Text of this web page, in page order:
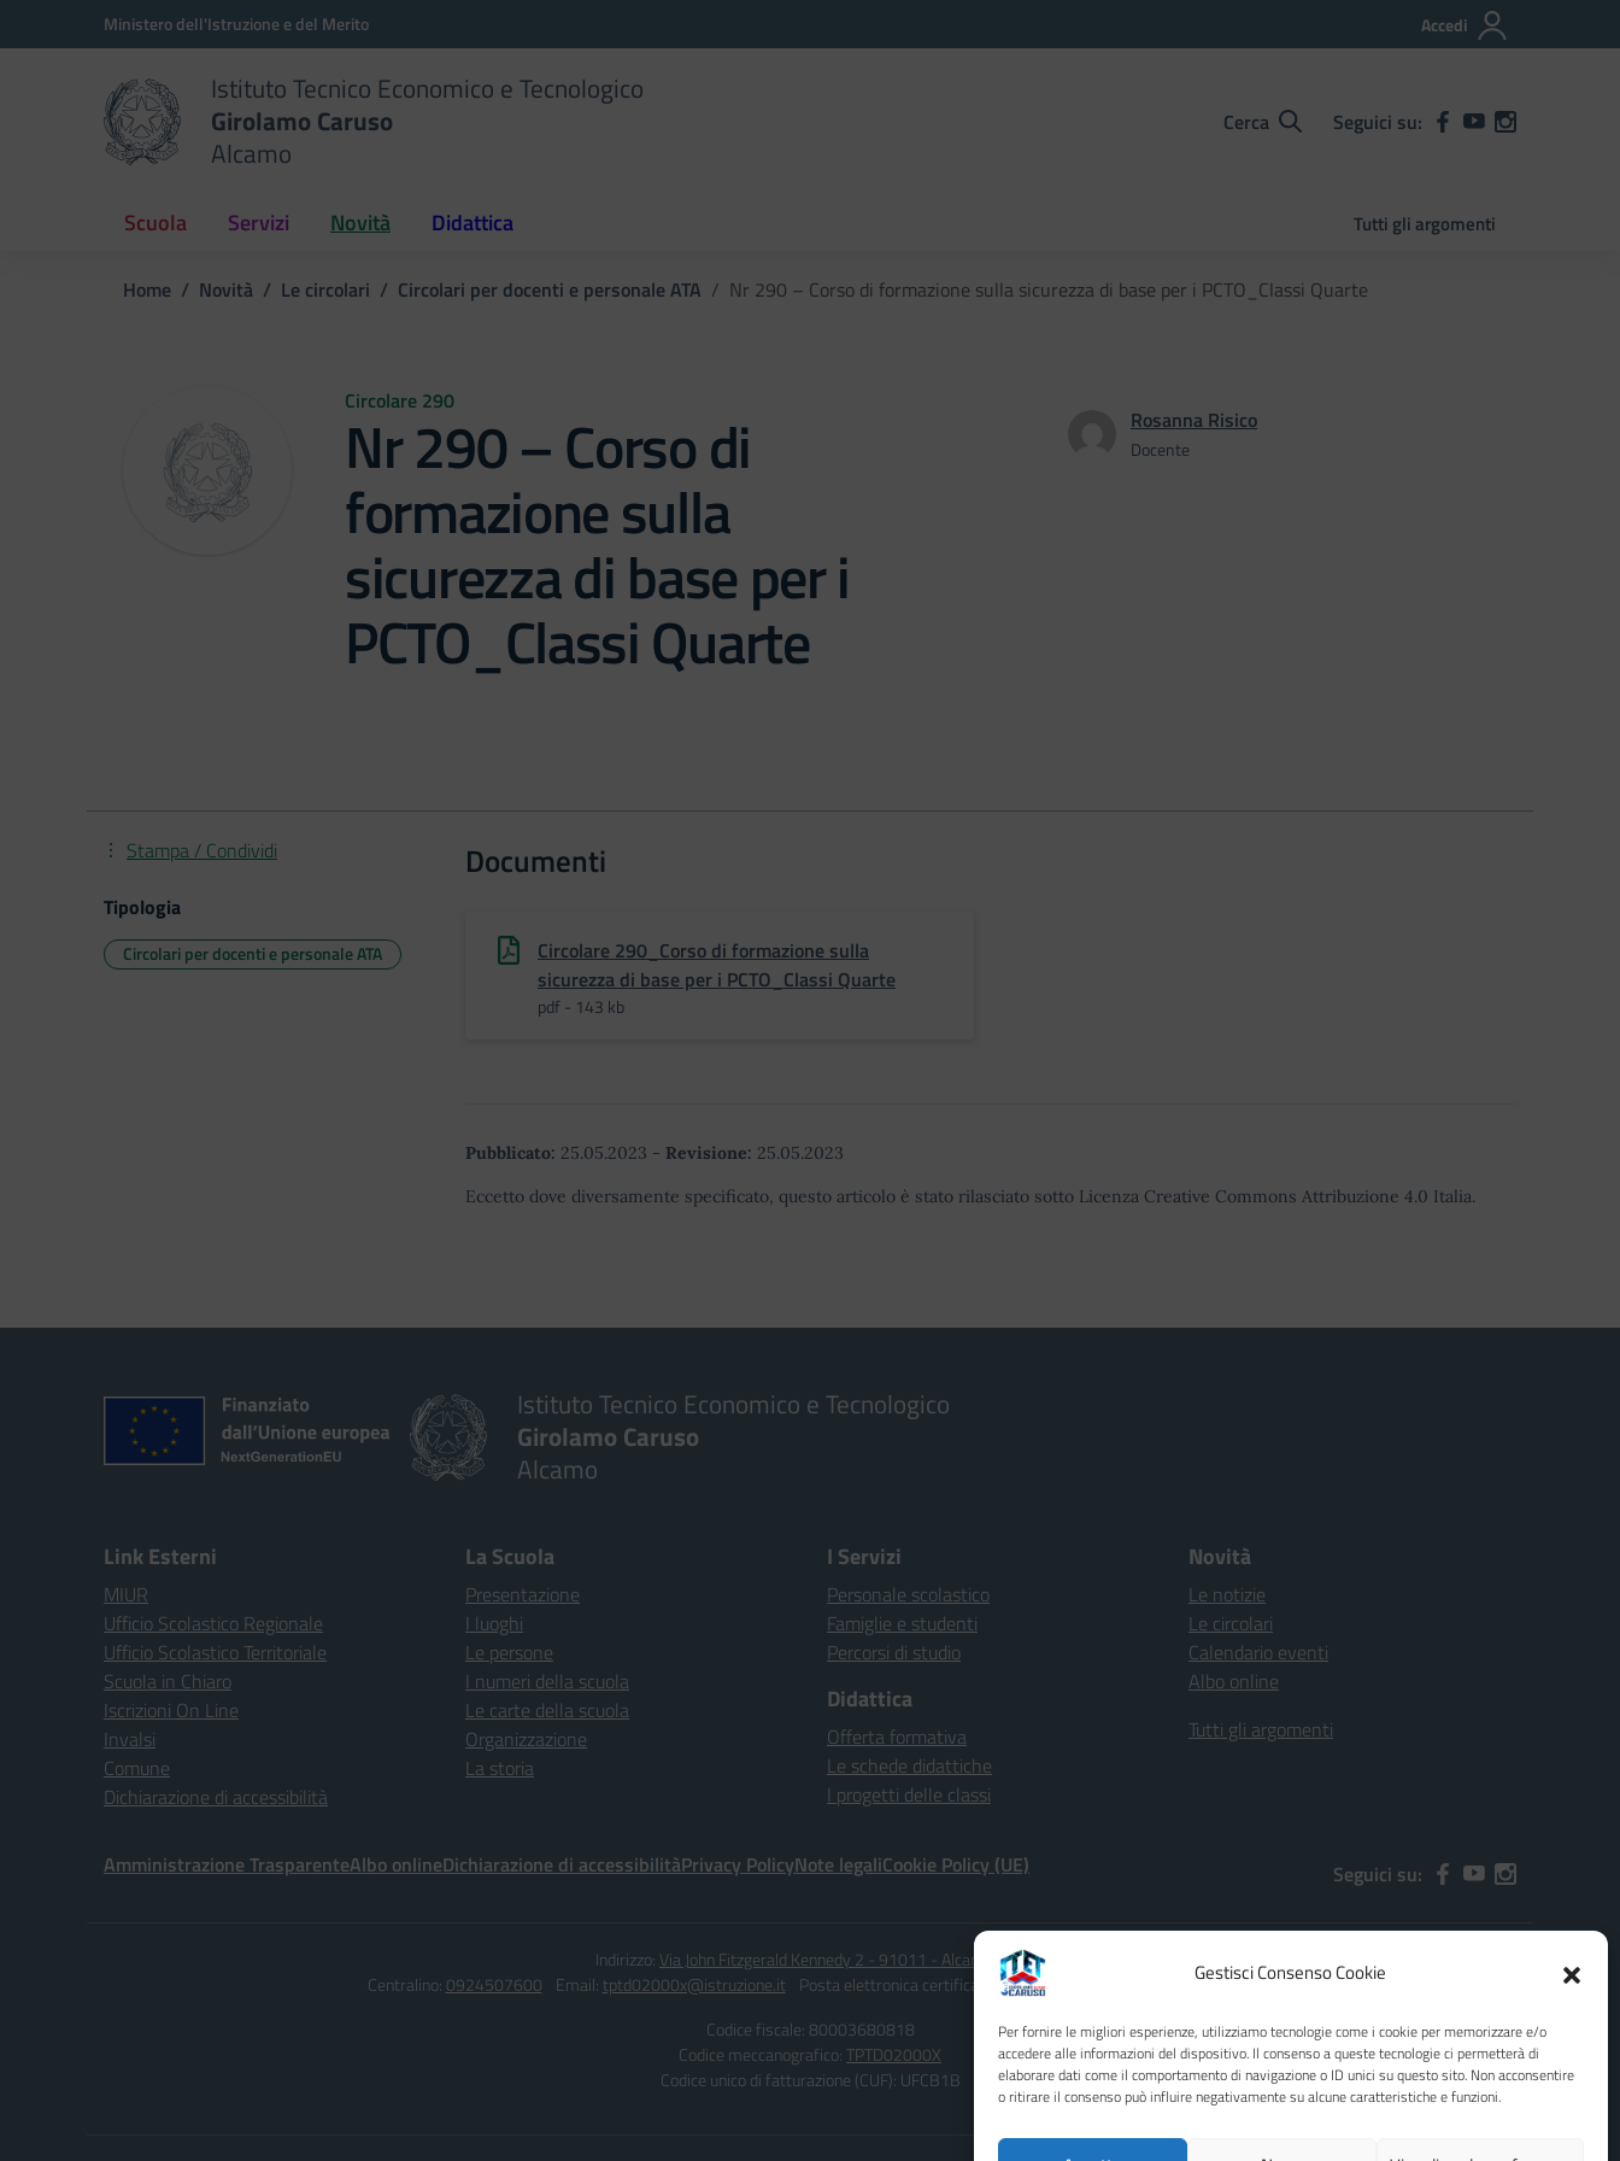
Gestisci Consenso Cookie
Per fornire le migliori esperienze, utilizziamo tecnologie come i cookie per memorizzare e/o
accedere alle informazioni del dispositivo. Il consenso a queste tecnologie ci permetterà di
elaborare dati come il comportamento di navigazione o ID unici su questo sito. Non acconsentire
o ritirare il consenso può influire negativamente su alcune caratteristiche e funzioni.
Vai ai contenuti
Vai al menu di navigazioneMinistero dell'Istruzione e del Merito Accedi
Istituto Tecnico Economico e Tecnologico
Girolamo Caruso
Alcamo
Cerca Seguici su:
Scuola Servizi Novità Didattica Tutti gli argomenti
Home Novità Le circolari Circolari per docenti e personale ATA Nr 290 – Corso di formazione sulla sicurezza di base per i PCTO_Classi Quarte
Circolare 290
Nr 290 – Corso di
formazione sulla
sicurezza di base per i
PCTO_Classi Quarte
Rosanna Risico
Docente
Documenti
Circolare 290_Corso di formazione sulla
sicurezza di base per i PCTO_Classi Quarte
pdf - 143 kb
Pubblicato: 25.05.2023 - Revisione: 25.05.2023
Eccetto dove diversamente specificato, questo articolo è stato rilasciato sotto Licenza Creative Commons Attribuzione 4.0 Italia.
Stampa / Condividi
Tipologia
Circolari per docenti e personale ATA
Istituto Tecnico Economico e Tecnologico
Girolamo Caruso
Alcamo
Link Esterni
MIUR
Ufficio Scolastico Regionale
Ufficio Scolastico Territoriale
Scuola in Chiaro
Iscrizioni On Line
Invalsi
Comune
Dichiarazione di accessibilità
La Scuola
Presentazione
I luoghi
Le persone
I numeri della scuola
Le carte della scuola
Organizzazione
La storia
I Servizi
Personale scolastico
Famiglie e studenti
Percorsi di studio
Didattica
Offerta formativa
Le schede didattiche
I progetti delle classi
Novità
Le notizie
Le circolari
Calendario eventi
Albo online
Tutti gli argomenti
Amministrazione TrasparenteAlbo onlineDichiarazione di accessibilitàPrivacy PolicyNote legaliCookie Policy (UE) Seguici su:
Indirizzo: Via John Fitzgerald Kennedy 2 - 91011 - Alcamo (TP)
Centralino: 0924507600 Email: tptd02000x@istruzione.it Posta elettronica certificata (PEC):tptd02000x@pec.istruzione.it
Codice fiscale: 80003680818
Codice meccanografico:TPTD02000X
Codice unico di fatturazione (CUF): UFCB1B